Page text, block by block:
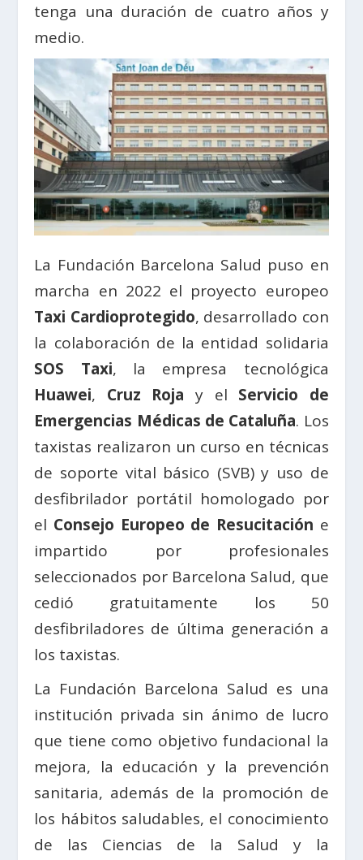
tenga una duración de cuatro años y
medio.
La Fundación Barcelona Salud puso en
marcha en 2022 el proyecto europeo
Taxi Cardioprotegido, desarrollado con
la colaboración de la entidad solidaria
SOS Taxi, la empresa tecnológica
Huawei, Cruz Roja y el Servicio de
Emergencias Médicas de Cataluña. Los
taxistas realizaron un curso en técnicas
de soporte vital básico (SVB) y uso de
desfibrilador portátil homologado por
el Consejo Europeo de Resucitación e
impartido por profesionales
seleccionados por Barcelona Salud, que
cedió gratuitamente los 50
desfibriladores de última generación a
los taxistas.
La Fundación Barcelona Salud es una
institución privada sin ánimo de lucro
que tiene como objetivo fundacional la
mejora, la educación y la prevención
sanitaria, además de la promoción de
los hábitos saludables, el conocimiento
de las Ciencias de la Salud y la